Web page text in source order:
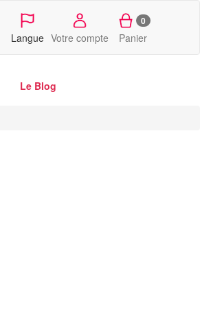
Langue Votre compte
0
Panier
Le Blog